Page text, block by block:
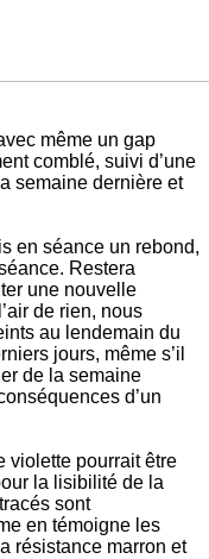
même un gap
comblé, suivi d’une
semaine dernière et
en séance un rebond,
Restera
une nouvelle
de rien, nous
au lendemain du
jours, même s’il
de la semaine
d’un
violette pourrait être
la lisibilité de la
sont
en témoigne les
résistance marron et